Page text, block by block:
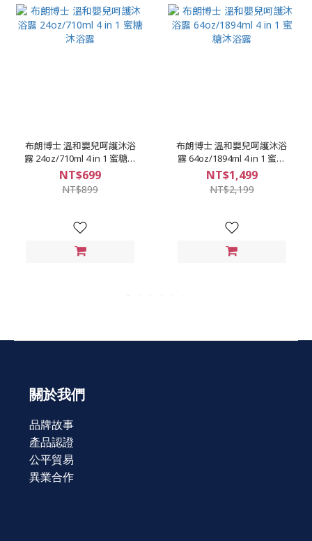
布朗博士 溫和嬰兒呵護沐浴
露 24oz/710ml 4 in 1 蜜糖沐
浴露
NT$699
NT$899
布朗博士 溫和嬰兒呵護沐浴
露 64oz/1894ml 4 in 1 蜜糖
沐浴露
NT$1,499
NT$2,199
關於我們
品牌故事
產品認證
公平貿易
異業合作